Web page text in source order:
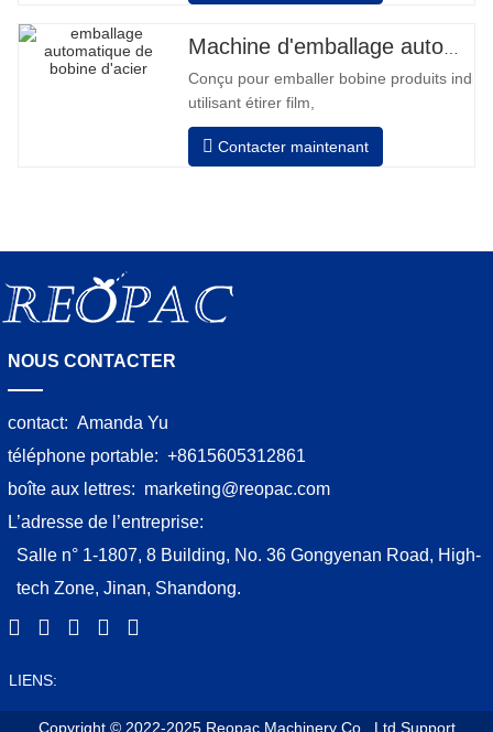
batterie pleine 120-130 palettes •
Chargeur de batterie, haute fréquence
automatique, temps de
Conçu pour emballer bobine produits
utilisant étirer film,
Auto positionnement après fini emballage
Les tours révolutions, vitesse, étirement
Contacter maintenant
NOUS CONTACTER
contact: Amanda Yu
téléphone portable: +8615605312861
boîte aux lettres: marketing@reopac.com
L’adresse de l’entreprise:
Salle n° 1-1807, 8 Building, No. 36 Gongyenan Road, High-
tech Zone, Jinan, Shandong.
LIENS:
Copyright © 2022-2025 Reopac Machinery Co., Ltd Support